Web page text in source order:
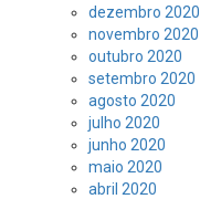
dezembro 2020
novembro 2020
outubro 2020
setembro 2020
agosto 2020
julho 2020
junho 2020
maio 2020
abril 2020